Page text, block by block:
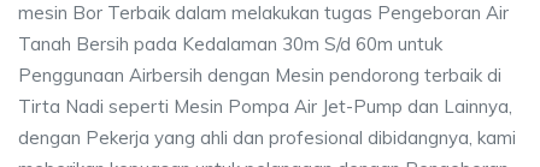
mesin Bor Terbaik dalam melakukan tugas Pengeboran Air
Tanah Bersih pada Kedalaman 30m S/d 60m untuk
Penggunaan Airbersih dengan Mesin pendorong terbaik di
Tirta Nadi seperti Mesin Pompa Air Jet-Pump dan Lainnya,
dengan Pekerja yang ahli dan profesional dibidangnya, kami